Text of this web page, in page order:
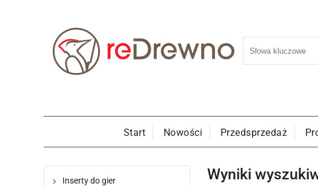
Start Nowości Przedsprzedaż
Inserty do gier Wyniki